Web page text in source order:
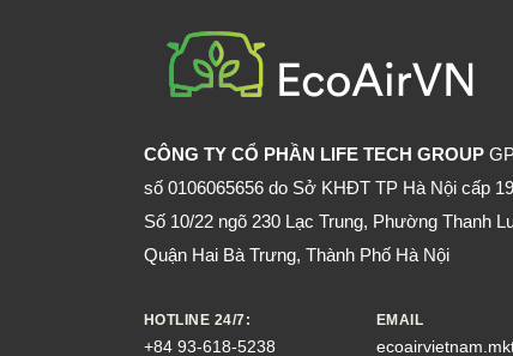
QUẢ
NHẤT
CÔNG TY CỔ PHẦN LIFE TECH GROUP
số 0106065656 do Sở KHĐT TP Hà Nội cấp
Số 10/22 ngõ 230 Lạc Trung, Phường Thanh
Quận Hai Bà Trưng, Thành Phố Hà Nội
HOTLINE 24/7:
+84 93-618-5238
EMAIL